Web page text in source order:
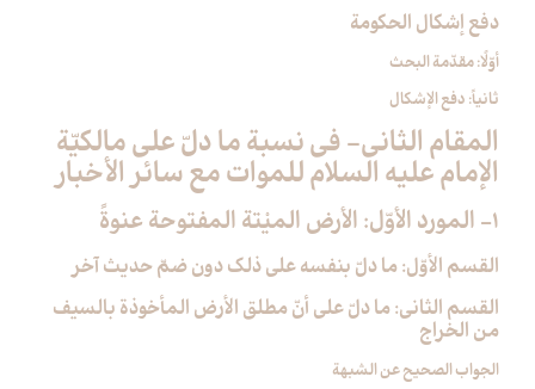
دفع إشكال الحكومة
أوّلًا: مقدّمة البحث
ثانياً: دفع الإشكال
المقام الثاني- في نسبة ما دلّ على مالكيّة
الإمام عليه السلام للموات مع سائر الأخبار
1- المورد الأوّل: الأرض الميْتة المفتوحة عنوةً
القسم الأوّل: ما دلّ بنفسه على ذلك دون ضمّ حديث آخر
القسم الثاني: ما دلّ على أنّ مطلق الأرض المأخوذة بالسيف
من الخراج
الجواب الصحيح عن الشبهة